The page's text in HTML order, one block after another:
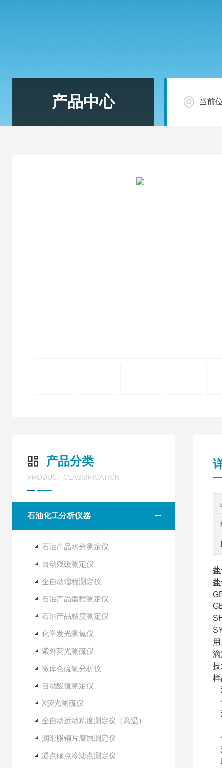
产品中心 当前
产品分类
PRODUCT CLASSIFICATION
石油化工分析仪器
石油产品水分测定仪
自动残碳测定仪
全自动馏程测定仪
石油产品馏程测定仪
石油产品粘度测定仪
化学发光测氮仪
紫外荧光测硫仪
微库仑硫氯分析仪
自动酸值测定仪
X荧光测硫仪
全自动运动粘度测定仪（高温）
润滑脂铜片腐蚀测定仪
凝点倾点冷滤点测定仪
盐
盐
滴
技
样